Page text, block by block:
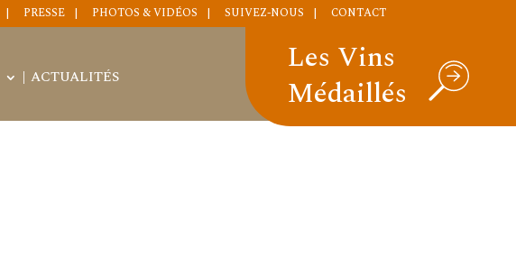
PRESSE PHOTOS & VIDÉOS SUIVEZ-NOUS CONTACT
ACTUALITÉS
Les Vins
Médaillés